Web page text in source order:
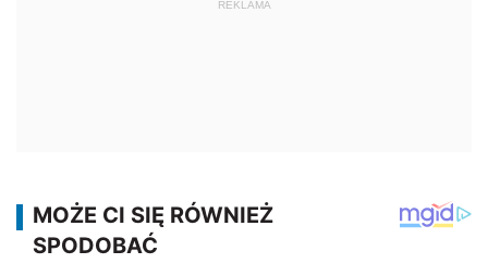
REKLAMA